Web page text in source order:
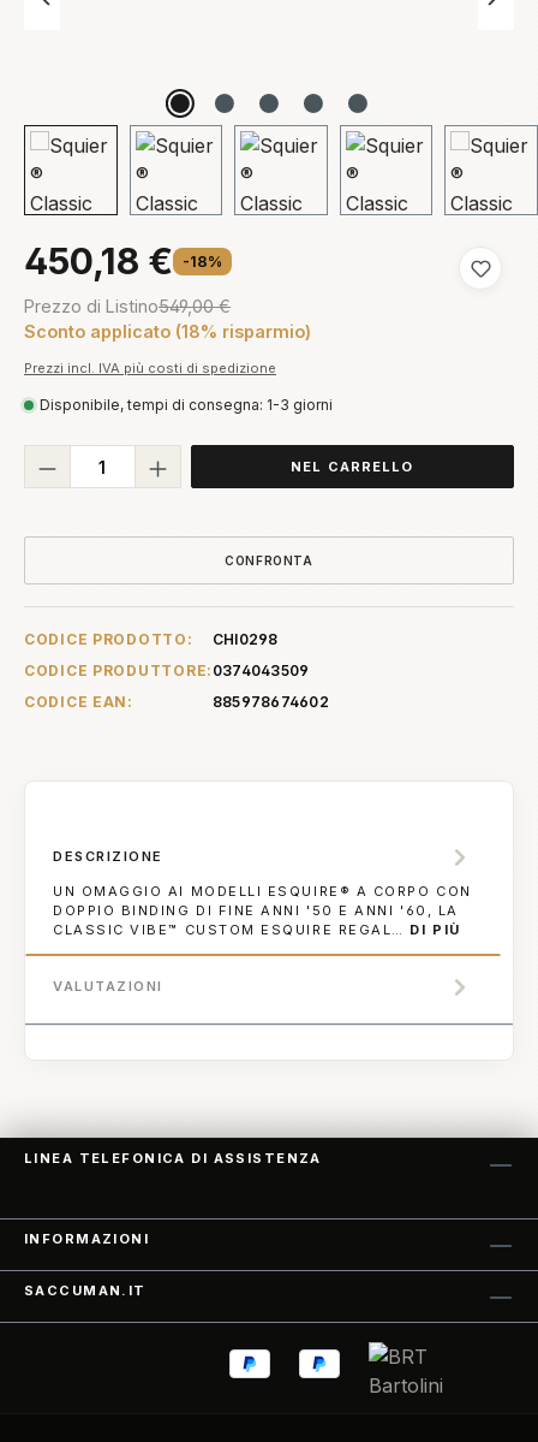
450,18 € -18%
Prezzo di Listino549,00 €
Sconto applicato (18% risparmio)
Prezzi incl. IVA più costi di spedizione
Disponibile, tempi di consegna: 1-3 giorni
Quantità del prodotto: inserisci la
NEL CARRELLO
CONFRONTA
CODICE PRODOTTO:
CHI0298
CODICE PRODUTTORE: 0374043509
CODICE EAN:
885978674602
DESCRIZIONE
UN OMAGGIO AI MODELLI ESQUIRE® A CORPO CON
DOPPIO BINDING DI FINE ANNI '50 E ANNI '60, LA
CLASSIC VIBE™ CUSTOM ESQUIRE REGAL… DI PIÙ
VALUTAZIONI
LINEA TELEFONICA DI ASSISTENZA
INFORMAZIONI
SACCUMAN.IT